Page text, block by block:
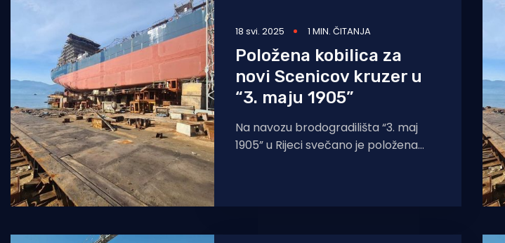
18 svi. 2025 1 MIN. ČITANJA
Položena kobilica za
novi Scenicov kruzer u
“3. maju 1905”
Na navozu brodogradilišta “3. maj
1905” u Rijeci svečano je položena